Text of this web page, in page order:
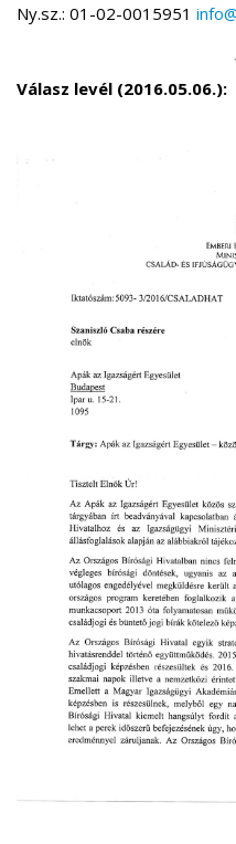
Ny.sz.: 01-02-0015951
Válasz levél (2016.05.06.):